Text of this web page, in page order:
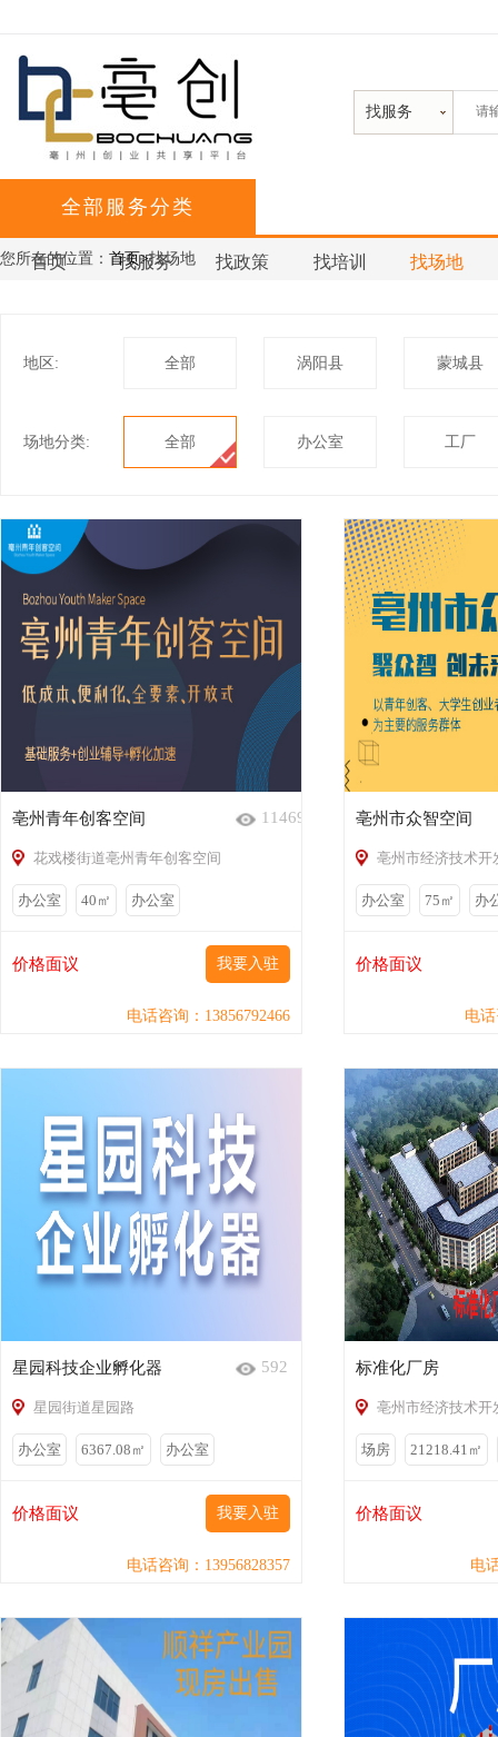
找服务
全部服务分类
首页 找服务 找政策 找培训 找场地
您所在的位置： 首页>找场地
地区: 全部 涡阳县 蒙城县
场地分类: 全部 办公室 工厂
亳州青年创客空间 11469
花戏楼街道亳州青年创客空间
办公室 40㎡ 办公室
价格面议 我要入驻
电话咨询：13856792466
亳州市众智空间
亳州市经济技术开
办公室 75㎡ 办
价格面议
电
星园科技企业孵化器 592
星园街道星园路
办公室 6367.08㎡ 办公室
价格面议 我要入驻
电话咨询：13956828357
标准化厂房
亳州市经济技术开
场房 21218.41㎡
价格面议
电